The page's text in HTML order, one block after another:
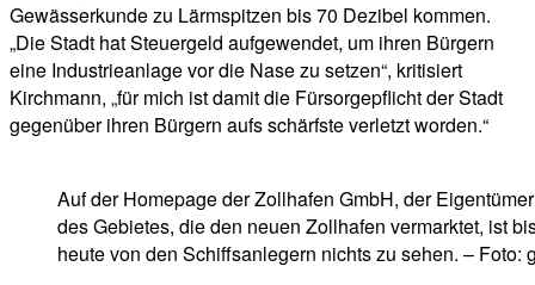
Gewässerkunde zu Lärmspitzen bis 70 Dezibel kommen.
„Die Stadt hat Steuergeld aufgewendet, um ihren Bürgern
eine Industrieanlage vor die Nase zu setzen“, kritisiert
Kirchmann, „für mich ist damit die Fürsorgepflicht der Stadt
gegenüber ihren Bürgern aufs schärfste verletzt worden.“
Auf der Homepage der Zollhafen GmbH, der
des Gebietes, die den neuen Zollhafen vermarktet, ist
heute von den Schiffsanlegern nichts zu sehen. – Foto: